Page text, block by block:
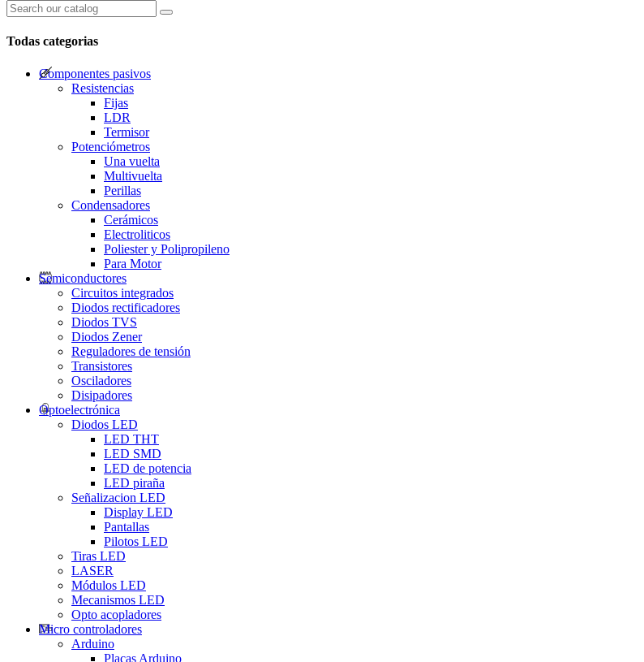
Todas categorias
Componentes pasivos
Resistencias
Fijas
LDR
Termisor
Potenciómetros
Una vuelta
Multivuelta
Perillas
Condensadores
Cerámicos
Electroliticos
Poliester y Polipropileno
Para Motor
Semiconductores
Circuitos integrados
Diodos rectificadores
Diodos TVS
Diodos Zener
Reguladores de tensión
Transistores
Osciladores
Disipadores
Optoelectrónica
Diodos LED
LED THT
LED SMD
LED de potencia
LED piraña
Señalizacion LED
Display LED
Pantallas
Pilotos LED
Tiras LED
LASER
Módulos LED
Mecanismos LED
Opto acopladores
Micro controladores
Arduino
Placas Arduino